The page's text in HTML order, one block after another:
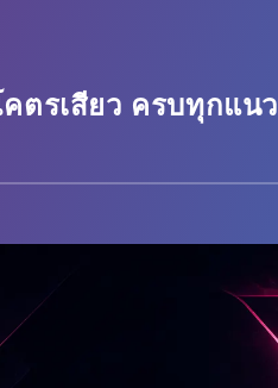
ตรเสียว ครบทุกแนว